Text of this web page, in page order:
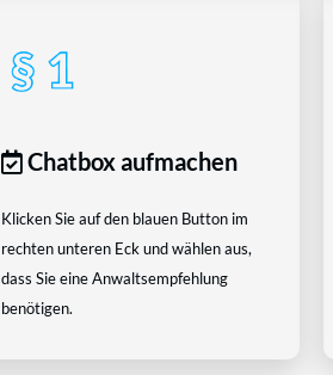
Chatbox aufmachen
Klicken Sie auf den blauen Button im
rechten unteren Eck und wählen aus,
dass Sie eine Anwaltsempfehlung
benötigen.